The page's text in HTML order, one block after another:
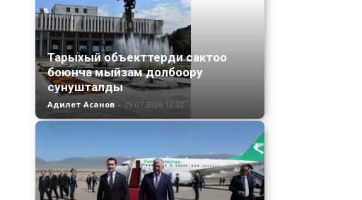
Тарыхый объекттерди сактоо
боюнча мыйзам долбоору
сунушталды
Адилет Асанов - 29.07.2026 12:32